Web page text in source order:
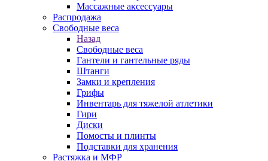
Массажные аксессуары
Распродажа
Свободные веса
Назад
Свободные веса
Гантели и гантельные ряды
Штанги
Замки и крепления
Грифы
Инвентарь для тяжелой атлетики
Гири
Диски
Помосты и плинты
Подставки для хранения
Растяжка и МФР